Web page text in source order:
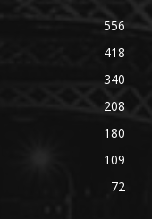
556
418
340
208
180
109
72